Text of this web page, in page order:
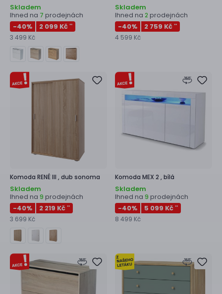
Skladem
Ihned na 7 prodejnách
-40% 2 099 Kč **
3 499 Kč
Skladem
Ihned na 2 prodejnách
-40% 2 759 Kč **
4 599 Kč
Komoda RENÉ III ,dub sonoma
Skladem
Ihned na 9 prodejnách
-40% 2 219 Kč **
3 699 Kč
Komoda MEX 2 ,bílá
Skladem
Ihned na 9 prodejnách
-40% 5 099 Kč **
8 499 Kč